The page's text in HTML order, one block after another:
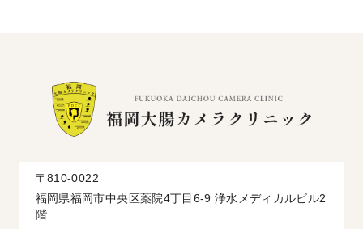
〒810-0022
福岡県福岡市中央区薬院4丁目6-9 浄水メディカルビル2
階